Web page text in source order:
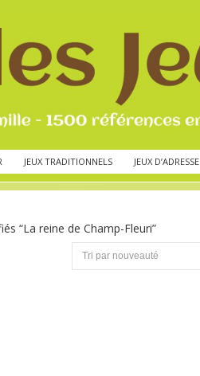
JEUX TRADITIONNELS JEUX D’ADRESSE
“La reine de Champ-Fleuri”